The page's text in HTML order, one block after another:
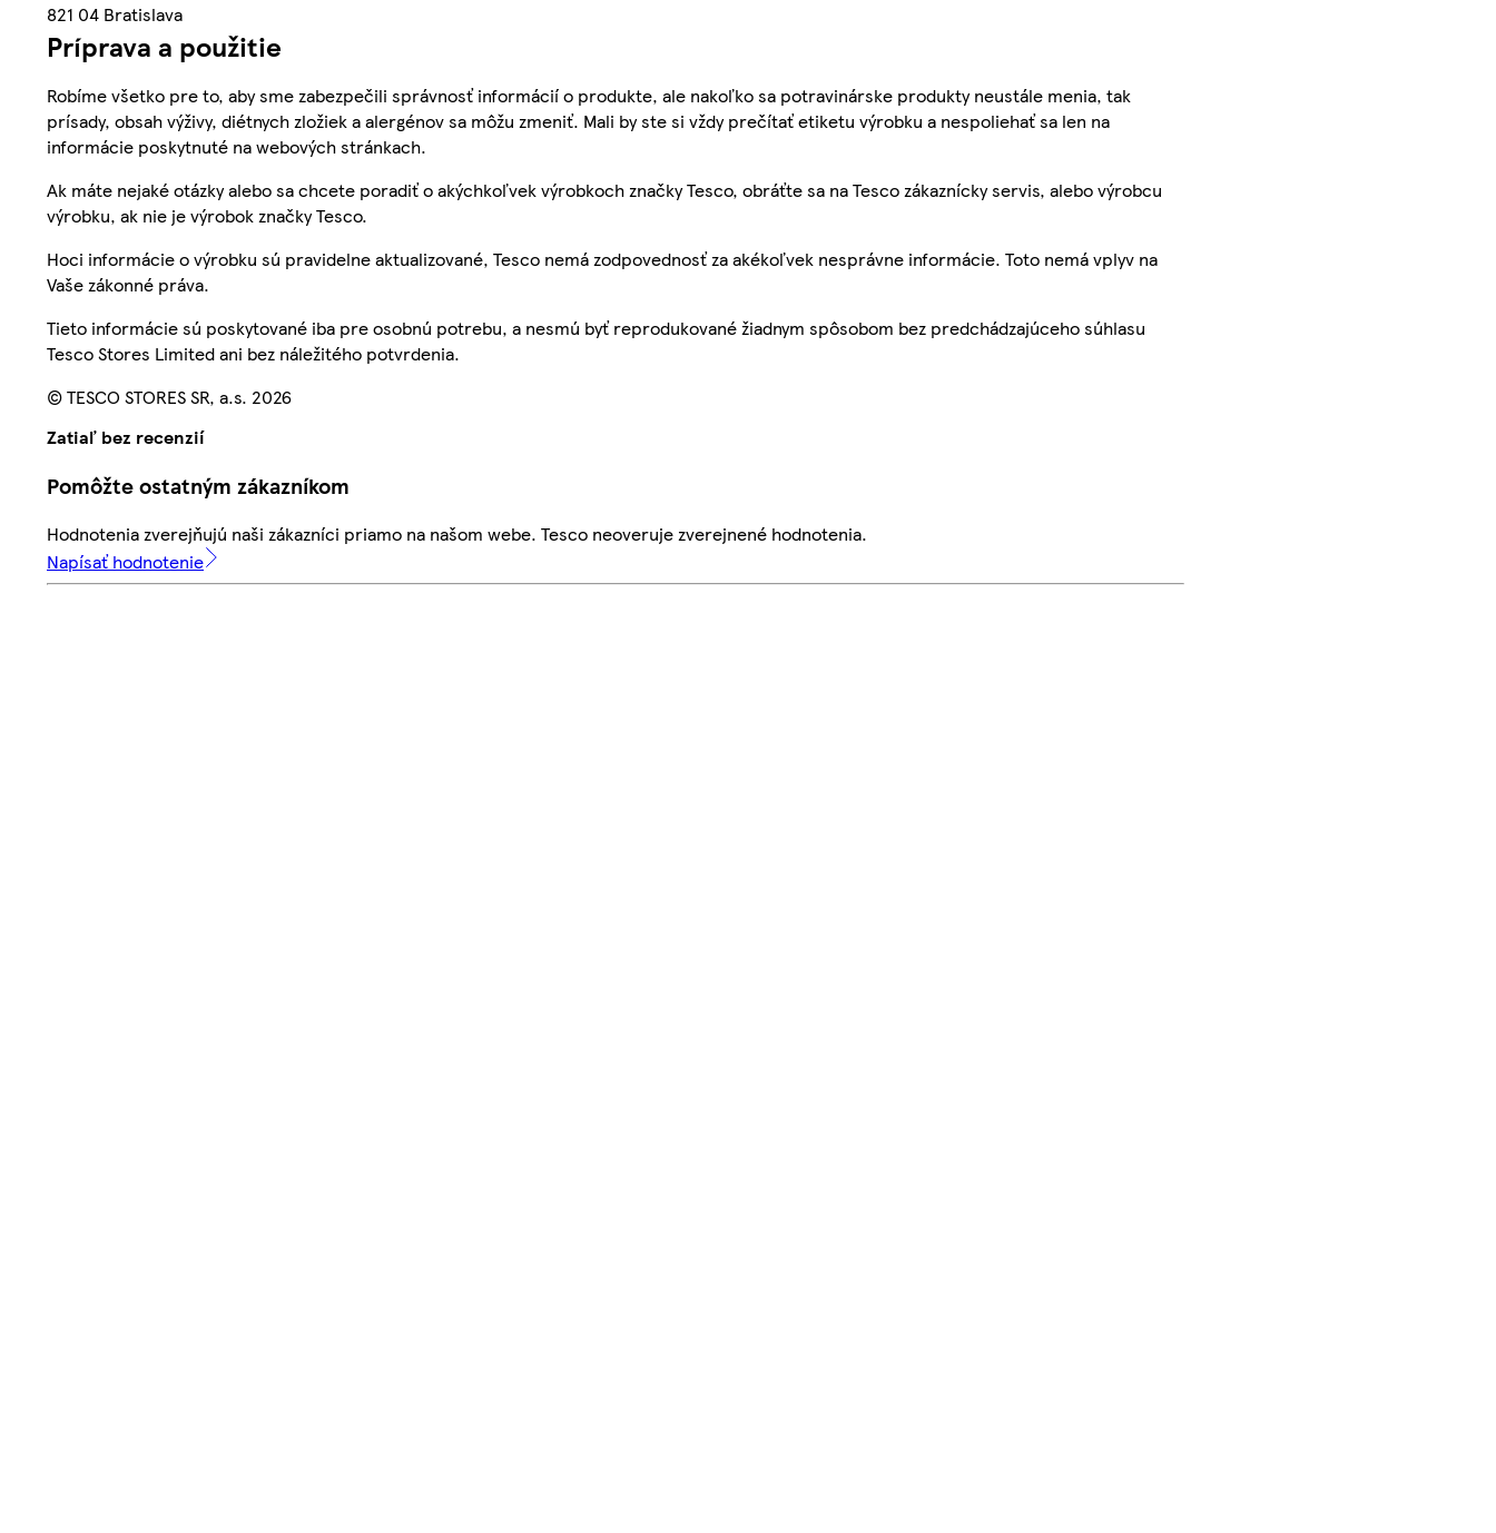
821 04 Bratislava
Príprava a použitie
Robíme všetko pre to, aby sme zabezpečili správnosť informácií o produkte, ale nakoľko sa potravinárske produkty neustále menia, tak
prísady, obsah výživy, diétnych zložiek a alergénov sa môžu zmeniť. Mali by ste si vždy prečítať etiketu výrobku a nespoliehať sa len na
informácie poskytnuté na webových stránkach.
Ak máte nejaké otázky alebo sa chcete poradiť o akýchkoľvek výrobkoch značky Tesco, obráťte sa na Tesco zákaznícky servis, alebo výrobcu
výrobku, ak nie je výrobok značky Tesco.
Hoci informácie o výrobku sú pravidelne aktualizované, Tesco nemá zodpovednosť za akékoľvek nesprávne informácie. Toto nemá vplyv na
Vaše zákonné práva.
Tieto informácie sú poskytované iba pre osobnú potrebu, a nesmú byť reprodukované žiadnym spôsobom bez predchádzajúceho súhlasu
Tesco Stores Limited ani bez náležitého potvrdenia.
© TESCO STORES SR, a.s. 2026
Zatiaľ bez recenzií
Pomôžte ostatným zákazníkom
Hodnotenia zverejňujú naši zákazníci priamo na našom webe. Tesco neoveruje zverejnené hodnotenia.
Napísať hodnotenie